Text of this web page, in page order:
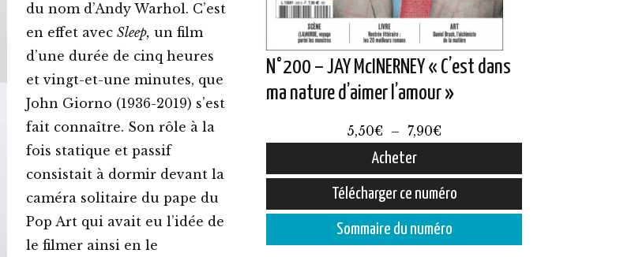
du nom d’Andy Warhol. C’est
en effet avec Sleep, un film
d’une durée de cinq heures
et vingt-et-une minutes, que
John Giorno (1936-2019) s’est
fait connaître. Son rôle à la
fois statique et passif
consistait à dormir devant la
caméra solitaire du pape du
Pop Art qui avait eu l’idée de
le filmer ainsi en le
N°200 – JAY McINERNEY « C’est dans
ma nature d’aimer l’amour »
5,50€ – 7,90€
prix :
5,50€
à
7,90€
Acheter
produit
Télécharger ce numéro
Sommaire du numéro